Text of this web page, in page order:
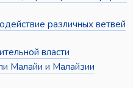
различных ветвей
власти
Малайи и Малайзии